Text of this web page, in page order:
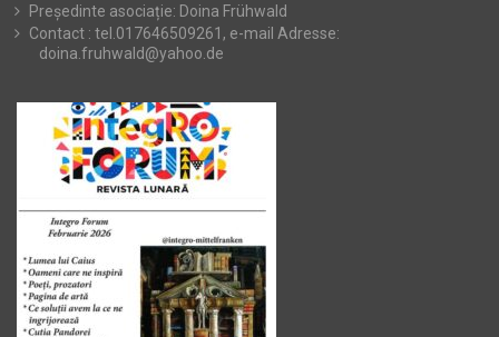
Președinte asociație: Doina Frühwald
Contact : tel.017646509261, e-mail Adresse:
doina.fruhwald@yahoo.de